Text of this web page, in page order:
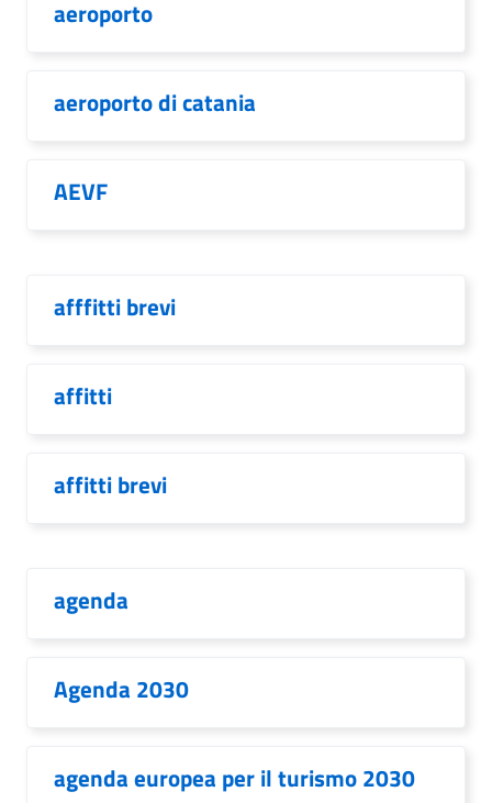
aeroporto
aeroporto di catania
AEVF
afffitti brevi
affitti
affitti brevi
agenda
Agenda 2030
agenda europea per il turismo 2030